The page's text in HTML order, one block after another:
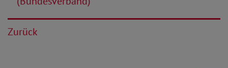
Zurück